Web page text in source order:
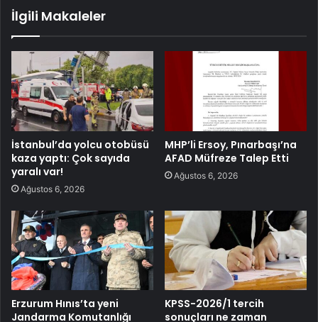
İlgili Makaleler
İstanbul’da yolcu otobüsü
kaza yaptı: Çok sayıda
yaralı var!
Ağustos 6, 2026
MHP’li Ersoy, Pınarbaşı’na
AFAD Müfreze Talep Etti
Ağustos 6, 2026
Erzurum Hınıs’ta yeni
Jandarma Komutanlığı
KPSS-2026/1 tercih
sonuçları ne zaman